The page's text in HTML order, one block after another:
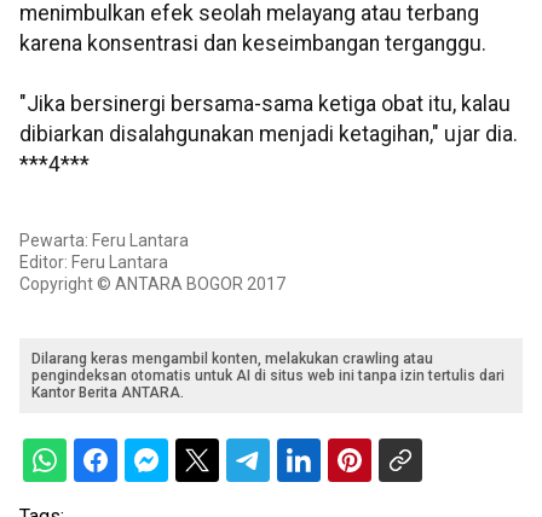
menimbulkan efek seolah melayang atau terbang
karena konsentrasi dan keseimbangan terganggu.
"Jika bersinergi bersama-sama ketiga obat itu, kalau
dibiarkan disalahgunakan menjadi ketagihan," ujar dia.
***4***
Pewarta: Feru Lantara
Editor: Feru Lantara
Copyright © ANTARA BOGOR 2017
Dilarang keras mengambil konten, melakukan crawling atau
pengindeksan otomatis untuk AI di situs web ini tanpa izin tertulis dari
Kantor Berita ANTARA.